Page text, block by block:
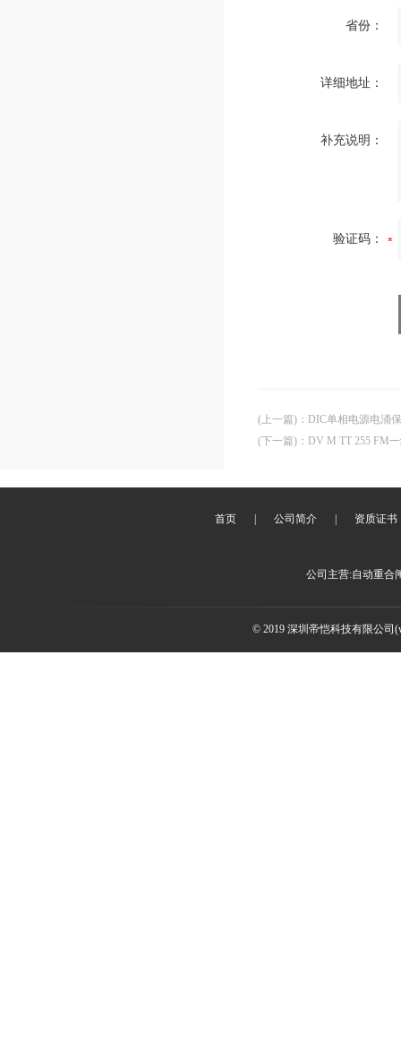
省份：
详细地址：
补充说明：
验证码：
(上一篇) ： DIC单相电源电涌
(下一篇) ： DV M TT 255 FM
首页 公司简介 资质证书
公司主营:自动重合
© 2019 深圳帝恺科技有限公司